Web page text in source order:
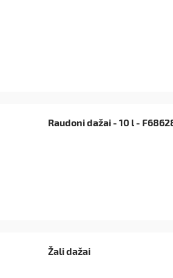
Raudoni dažai - 10 l -
Žali dažai